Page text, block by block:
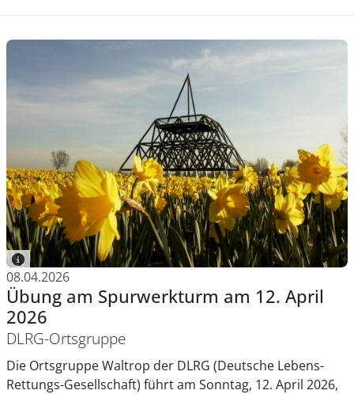
08.04.2026
Übung am Spurwerkturm am 12. April
2026
DLRG-Ortsgruppe
Die Ortsgruppe Waltrop der DLRG (Deutsche Lebens-
Rettungs-Gesellschaft) führt am Sonntag, 12. April 2026,